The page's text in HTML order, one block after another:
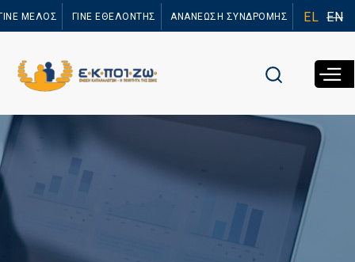
προς το
ΜΕΛΟΣ ΓΙΝΕ ΕΘΕΛΟΝΤΗΣ ΑΝΑΝΕΩΣΗ ΣΥΝΔΡΟΜΗΣ EL EN